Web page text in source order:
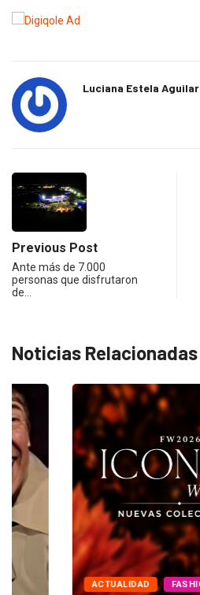
Luciana Estela Aguilar
Previous Post
Ante más de 7.000
personas que disfrutaron
de…
Noticias Relacionadas
ACTUALIDAD FASHION